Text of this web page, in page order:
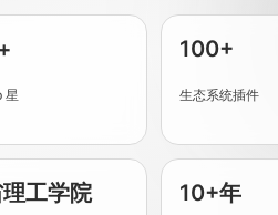
星
100+
生态系统插件
工学院 10+年